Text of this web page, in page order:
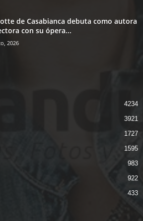
de Casabianca debuta como autora
con su ópera...
2026
4234
3921
1727
1595
983
922
433